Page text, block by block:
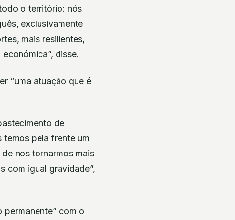
o território: nós
exclusivamente
mais resilientes,
disse.
“uma atuação que é
de
temos pela frente um
nos tornarmos mais
com igual gravidade”,
permanente” com o